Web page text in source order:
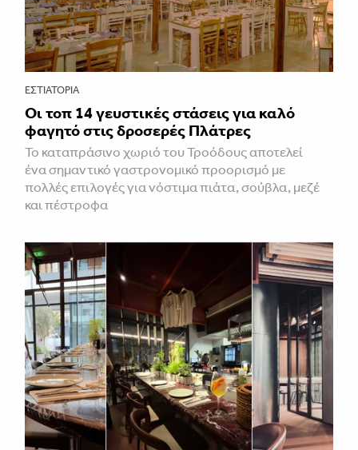
ΕΣΤΙΑΤΌΡΙΑ
Οι τοπ 14 γευστικές στάσεις για καλό
φαγητό στις δροσερές Πλάτρες
Το καταπράσινο χωριό του Τροόδους αποτελεί
ένα σημαντικό γαστρονομικό προορισμό με
πολλές επιλογές για νόστιμα πιάτα, σούβλα, μεζέ
και πέστροφα